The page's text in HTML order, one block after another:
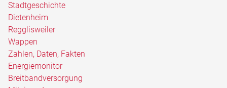
Stadtgeschichte
Dietenheim
Regglisweiler
Wappen
Zahlen, Daten, Fakten
Energiemonitor
Breitbandversorgung